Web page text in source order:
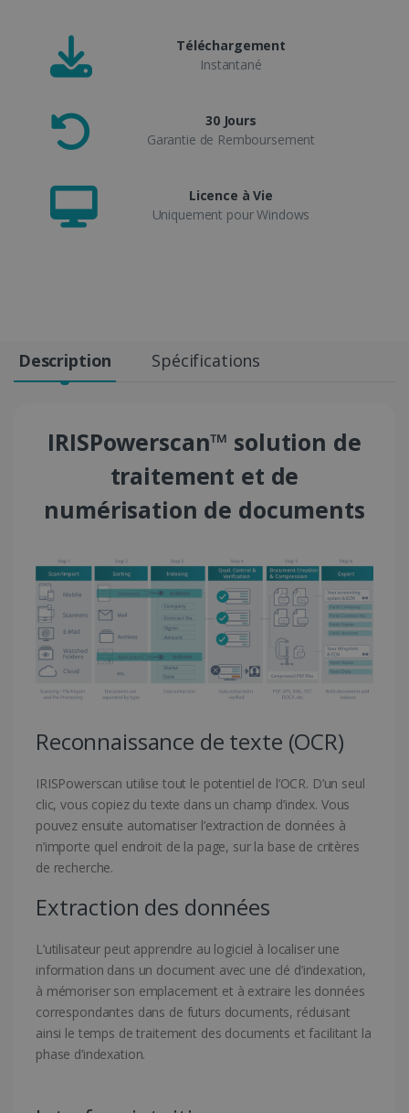
Téléchargement
Instantané
30 Jours
Garantie de Remboursement
Licence à Vie
Uniquement pour Windows
Description Spécifications
IRISPowerscan™ solution de
traitement et de
numérisation de documents
Reconnaissance de texte (OCR)
IRISPowerscan utilise tout le potentiel de l’OCR. D’un seul
clic, vous copiez du texte dans un champ d’index. Vous
pouvez ensuite automatiser l’extraction de données à
n’importe quel endroit de la page, sur la base de critères
de recherche.
Extraction des données
L’utilisateur peut apprendre au logiciel à localiser une
information dans un document avec une clé d’indexation,
à mémoriser son emplacement et à extraire les données
correspondantes dans de futurs documents, réduisant
ainsi le temps de traitement des documents et facilitant la
phase d’indexation.